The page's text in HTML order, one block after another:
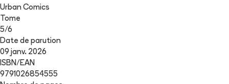
Urban Comics
Tome
5/6
Date de parution
09 janv. 2026
ISBN/EAN
9791026854555